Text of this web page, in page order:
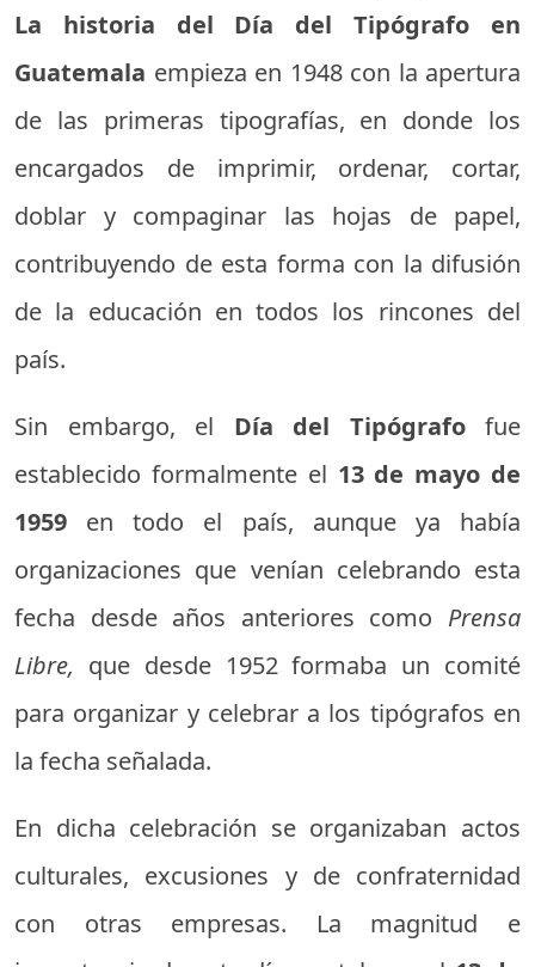
La historia del Día del Tipógrafo en
Guatemala empieza en 1948 con la apertura
de las primeras tipografías, en donde los
encargados de imprimir, ordenar, cortar,
doblar y compaginar las hojas de papel,
contribuyendo de esta forma con la difusión
de la educación en todos los rincones del
país.
Sin embargo, el Día del Tipógrafofue
establecido formalmente el 13 de mayo de
1959 en todo el país, aunque ya había
organizaciones que venían celebrando esta
fecha desde años anteriores como Prensa
Libre, que desde 1952 formaba un comité
para organizar y celebrar a los tipógrafos en
la fecha señalada.
En dicha celebración se organizaban actos
culturales, excusiones y de confraternidad
con otras empresas. La magnitud e